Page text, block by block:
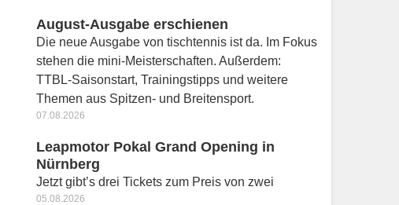
August-Ausgabe erschienen
Die neue Ausgabe von tischtennis ist da. Im Fokus
stehen die mini-Meisterschaften. Außerdem:
TTBL-Saisonstart, Trainingstipps und weitere
Themen aus Spitzen- und Breitensport.
07.08.2026
Leapmotor Pokal Grand Opening in
Nürnberg
Jetzt gibt’s drei Tickets zum Preis von zwei
05.08.2026